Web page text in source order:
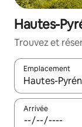
Hautes-
Trouvez et
Emplacement
Quand les
Arrivée